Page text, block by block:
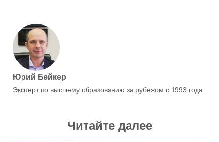
Юрий Бейкер
Эксперт по высшему образованию за рубежом с 1993 года
Читайте далее